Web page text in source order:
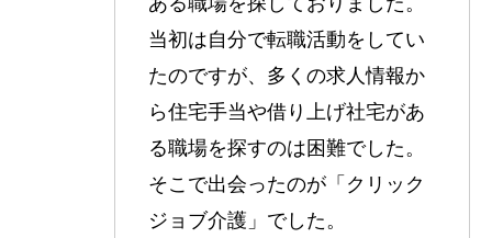
当初は自分で転職活動をしてい
たのですが、多くの求人情報か
ら住宅手当や借り上げ社宅があ
る職場を探すのは困難でした。
そこで出会ったのが「クリック
ジョブ介護」でした。